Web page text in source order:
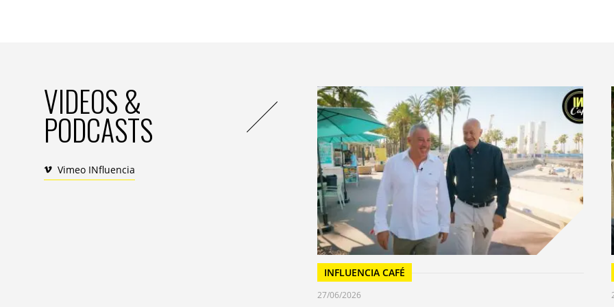
des Industries Créatives accueille cette année plus de 40 experts dans les domaines du retail,
de la communication, du packaging et de la décoration. Des experts qui sont designers,
imprimeurs, marques, directeurs d’agence, sociologues, chefs de fab., etc.
Citons quelques noms : l’écrivain et grand spécialiste de la couleur Jean-Gabriel Causse; le
directeur adjoint de Clear Channel France, Emmanuel Pottier; le directeur du développement
de La Poste, Eric Trousset; le pro du packaging connecté et de ses nouveaux usages, Antoine
Tesquier-Tedeschi; l’expert de l’accélération digitale des entreprises, Mathieu Flaig; l’éditeur à
qui l’on doit la renaissance du magazine Pif Gadget en version augmentée, Frédéric Gargaud; le
sociologue féru d’UX, Olivier Mokaddem; la globe-trotteuse, spécialiste des tendances Retail,
Laetitia Faure; la présidente d’INfluencia, Isabelle Musnik; l’imprimeur qui fait de la print-
thérapie, Marc Le Gall; la directrice France de WeWork, Audrey Barbier-Litvak; le directeur
général adjoint en charge des productions d’Havas Paris, Thierry Grouleaud; le spécialiste du
packaging personnalisé sous toutes ses formes de chez HP, Patrice Bernou et le designer et
VIDEOS &
PODCASTS
Vimeo INfluencia
INFLUENCIA CAFÉ
27/06/2026